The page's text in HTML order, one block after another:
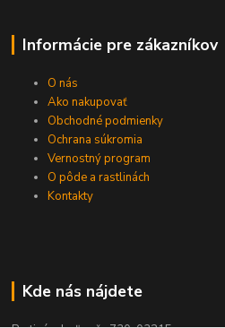
Informácie pre zákazníkov
O nás
Ako nakupovať
Obchodné podmienky
Ochrana súkromia
Vernostný program
O pôde a rastlinách
Kontakty
Kde nás nájdete